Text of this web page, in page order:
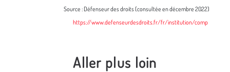
Source : Défenseur des droits (consultée en décembre 2022)
https://www.defenseurdesdroits.fr/fr/institution/comp
Aller plus loin